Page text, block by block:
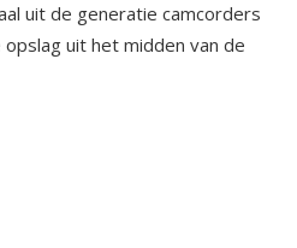
uit de generatie camcorders
uit het midden van de